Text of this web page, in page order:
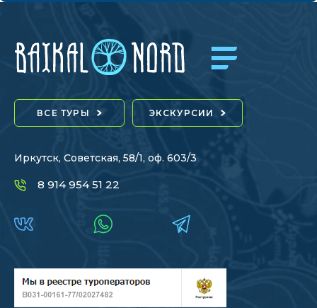
ВСЕ ТУРЫ ЭКСКУРСИИ
Иркутск, Советская, 58/1, оф. 603/3
8 914 954 51 22